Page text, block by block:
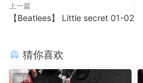
上一篇
【Beatlees】 Little secret 01-02
猜你喜欢
动画